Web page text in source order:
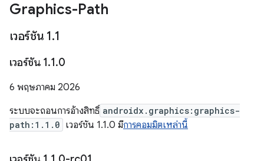
Graphics-Path
เวอร์ชัน 1.1
เวอร์ชัน 1.1.0
6 พฤษภาคม 2026
ระบบจะถอนการอ้างสิทธิ์ androidx.graphics:graphics-
path:1.1.0 เวอร์ชัน 1.1.0 มีการคอมมิตเหล่านี้